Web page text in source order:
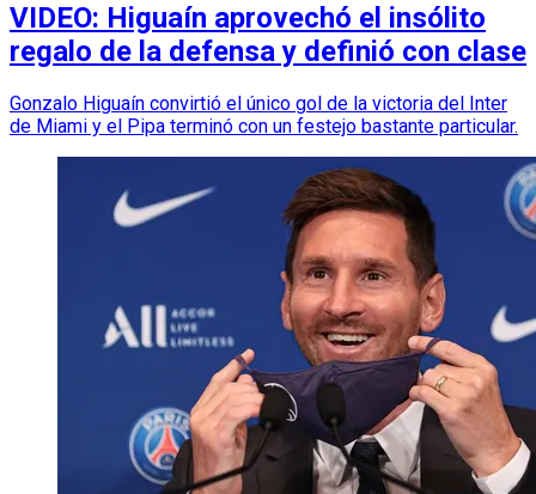
VIDEO: Higuaín aprovechó el insólito
regalo de la defensa y definió con clase
Gonzalo Higuaín convirtió el único gol de la victoria del Inter
de Miami y el Pipa terminó con un festejo bastante particular.